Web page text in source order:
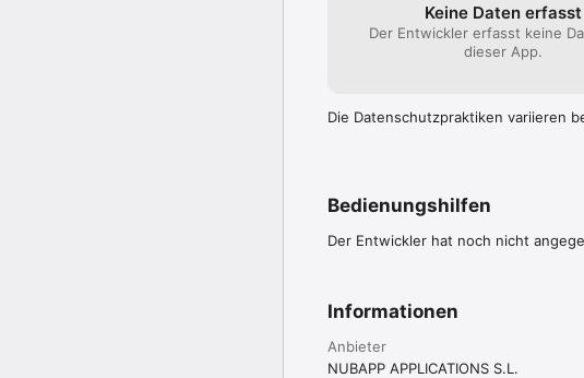
Keine Daten erfasst
Der Entwickler erfasst keine
dieser App.
Die Datenschutzpraktiken variieren
Bedienungshilfen
Der Entwickler hat noch nicht
Informationen
Anbieter
NUBAPP APPLICATIONS S.L.